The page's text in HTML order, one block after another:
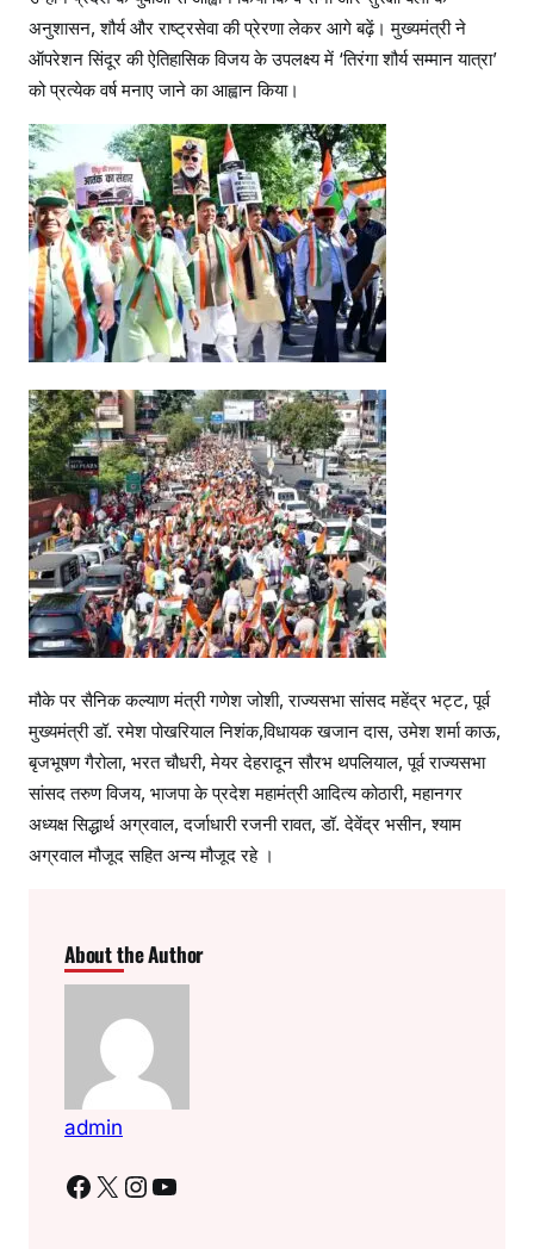
अनुशासन, शौर्य और राष्ट्रसेवा की प्रेरणा लेकर आगे बढ़ें। मुख्यमंत्री ने
ऑपरेशन सिंदूर की ऐतिहासिक विजय के उपलक्ष्य में ‘तिरंगा शौर्य सम्मान यात्रा’
को प्रत्येक वर्ष मनाए जाने का आह्वान किया।
मौके पर सैनिक कल्याण मंत्री गणेश जोशी, राज्यसभा सांसद महेंद्र भट्ट, पूर्व
मुख्यमंत्री डॉ. रमेश पोखरियाल निशंक,विधायक खजान दास, उमेश शर्मा काऊ,
बृजभूषण गैरोला, भरत चौधरी, मेयर देहरादून सौरभ थपलियाल, पूर्व राज्यसभा
सांसद तरुण विजय, भाजपा के प्रदेश महामंत्री आदित्य कोठारी, महानगर
अध्यक्ष सिद्धार्थ अग्रवाल, दर्जाधारी रजनी रावत, डॉ. देवेंद्र भसीन, श्याम
अग्रवाल मौजूद सहित अन्य मौजूद रहे ।
About the Author
admin
Facebook X Instagram YouTube